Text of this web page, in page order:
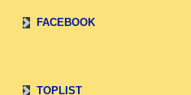
FACEBOOK
TOPLIST